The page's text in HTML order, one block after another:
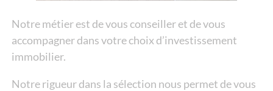
Notre métier est de vous conseiller et de vous
accompagner dans votre choix d’investissement
immobilier.
Notre rigueur dans la sélection nous permet de vous